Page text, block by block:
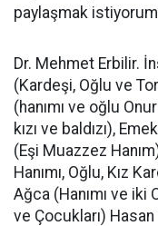
paylaşmak
Dr. Mehmet Erbilir.
(Kardeşi, Oğlu ve
(hanımı ve oğlu
kızı ve baldızı),
(Eşi Muazzez
Hanımı, Oğlu, Kız
Ağca (Hanımı ve iki
ve Çocukları) Hasan